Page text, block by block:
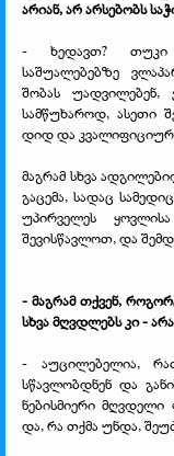
არიან, არ არსებობს
- ხედავთ? თუკი
საშუალებებზე
შობას
სამწუხაროდ, ასეთი
დიდ და კვალიფიციურ
მაგრამ სხვა
გაცემა, სადაც
უპირველეს
შევისწავლოთ, და
- მაგრამ თქვენ,
სხვა მღვდლებს კი -
- აუცილებელია,
სწავლობდნენ და
ნებისმიერი
და, რა თქმა უნდა,